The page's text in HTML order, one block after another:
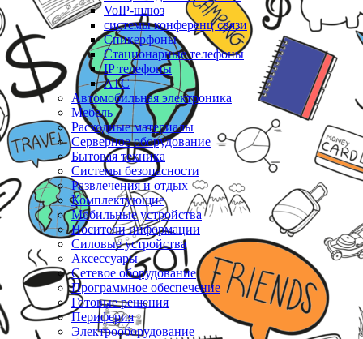
VoIP-шлюз
системы конференц связи
Спикерфоны
Стационарные телефоны
IP телефоны
АТС
Автомобильная электроника
Мебель
Расходные материалы
Серверное оборудование
Бытовая техника
Системы безопасности
Развлечения и отдых
Комплектующие
Мобильные устройства
Носители информации
Силовые устройства
Аксессуары
Сетевое оборудование
Программное обеспечение
Готовые решения
Периферия
Электрооборудование